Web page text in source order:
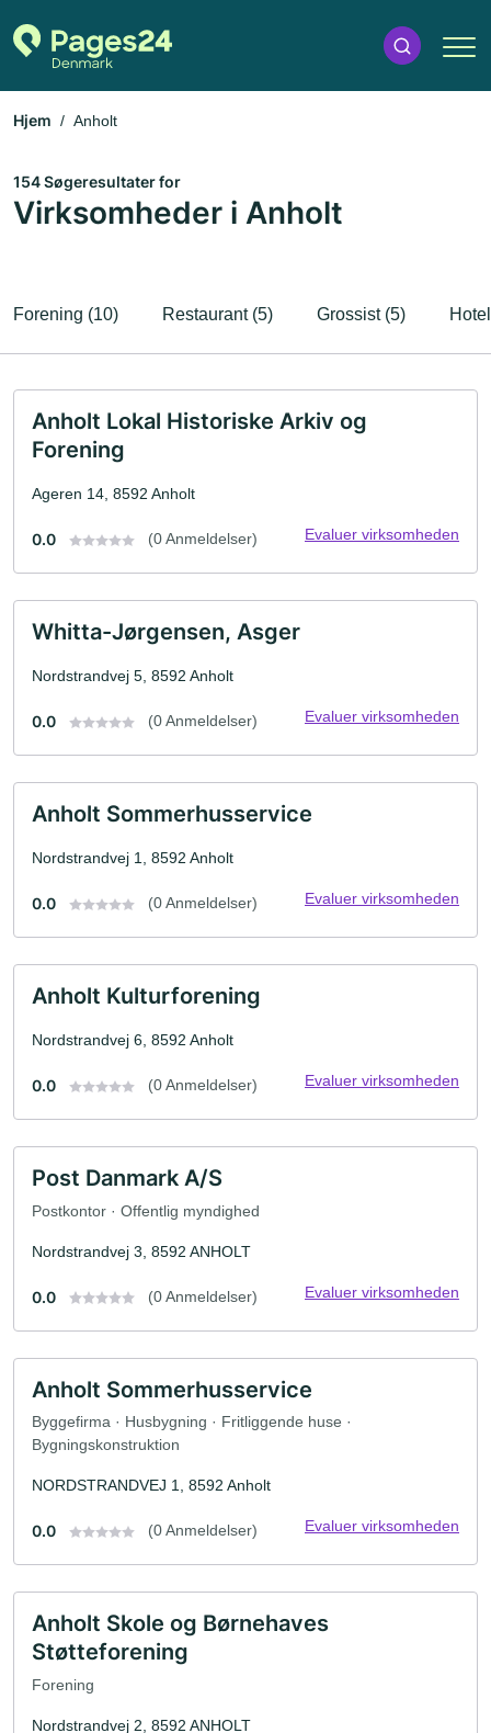
Hjem Anholt
154 Søgeresultater for
Virksomheder i Anholt
Forening (10) Restaurant (5) Grossist (5)
Anholt Lokal Historiske Arkiv og
Forening
Ageren 14, 8592 Anholt
0.0 (0 Anmeldelser) Evaluer virksomheden
Whitta-Jørgensen, Asger
Nordstrandvej 5, 8592 Anholt
0.0 (0 Anmeldelser) Evaluer virksomheden
Anholt Sommerhusservice
Nordstrandvej 1, 8592 Anholt
0.0 (0 Anmeldelser) Evaluer virksomheden
Anholt Kulturforening
Nordstrandvej 6, 8592 Anholt
0.0 (0 Anmeldelser) Evaluer virksomheden
Post Danmark A/S
Postkontor · Offentlig myndighed
Nordstrandvej 3, 8592 ANHOLT
0.0 (0 Anmeldelser) Evaluer virksomheden
Anholt Sommerhusservice
Byggefirma · Husbygning · Fritliggende huse ·
Bygningskonstruktion
NORDSTRANDVEJ 1, 8592 Anholt
0.0 (0 Anmeldelser) Evaluer virksomheden
Anholt Skole og Børnehaves
Støtteforening
Forening
Nordstrandvej 2, 8592 ANHOLT